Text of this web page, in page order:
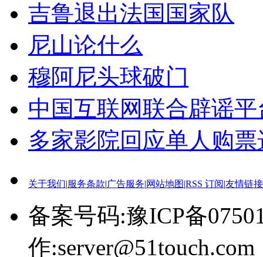
吉鲁退出法国国家队
尼山论什么
穆阿尼头球破门
中国互联网联合辟谣
多家影院回应单人购
关于我们|服务条款|广告服务|网站地图|RSS 订阅|友情链接
备案号码:豫ICP备
作:server@51touch.com